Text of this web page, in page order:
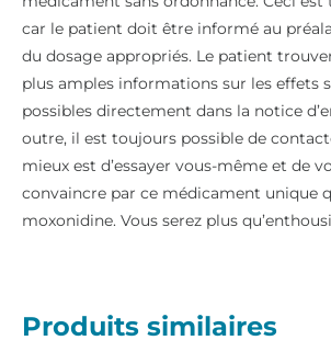
car le patient doit être informé au
du dosage appropriés. Le patient
plus amples informations sur les effets
possibles directement dans la notice
outre, il est toujours possible de
mieux est d’essayer vous-même et de
convaincre par ce médicament unique
moxonidine. Vous serez plus
Produits similaires